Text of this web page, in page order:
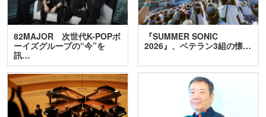
82MAJOR 次世代K-POPボ
ーイズグループの“今”を
訊…
『SUMMER SONIC
2026』、ベテラン3組の懐…